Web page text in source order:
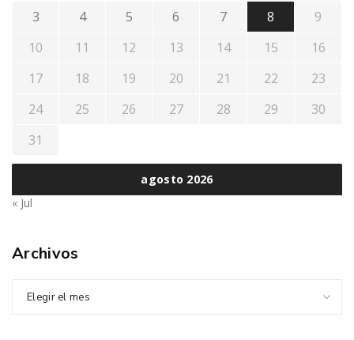
agosto 2026
3
4 5 6 7 8
9
10
11 12 13 14 15
16
17
18 19 20 21 22
23
24
25 26 27 28 29
30
31
« Jul
Archivos
Elegir el mes